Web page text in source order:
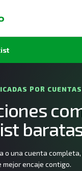
POR
o una cuenta
encaje contigo.